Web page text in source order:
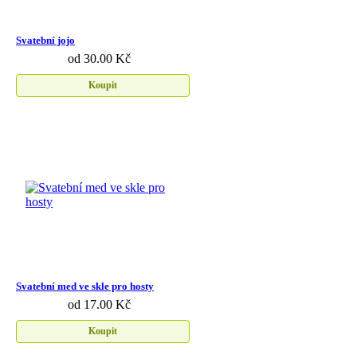
Svatební jojo
od 30.00 Kč
Koupit
Svatební med ve skle pro hosty
od 17.00 Kč
Koupit